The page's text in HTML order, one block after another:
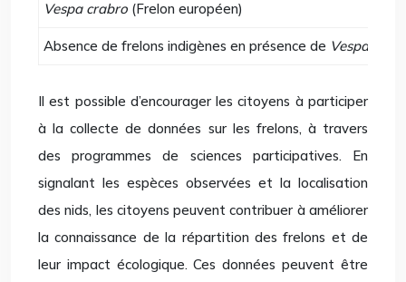
Vespa crabro (Frelon européen)
Absence de frelons indigènes en présence de Vespa
Il est possible d’encourager les citoyens à participer
à la collecte de données sur les frelons, à travers
des programmes de sciences participatives. En
signalant les espèces observées et la localisation
des nids, les citoyens peuvent contribuer à améliorer
la connaissance de la répartition des frelons et de
leur impact écologique. Ces données peuvent être